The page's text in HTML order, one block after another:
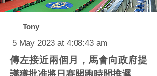
Tony
5 May 2023 at 4:08:43 am
傳左接近兩個月，馬會向政府提